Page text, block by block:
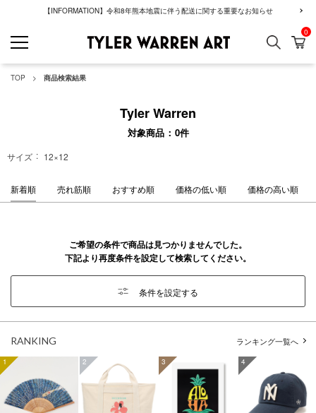
【INFORMATION】令和8年熊本地震に伴う配送に関する重要なお知らせ
GREENROOM
検索 カ
0
TOP 商品検索結果
Tyler Warren
対象商品 0件
サイズ 12×12
新着順 売れ筋順 おすすめ順 価格の低い順 価格の高い順
ご希望の条件で商品は見つかりませんでした。
下記より再度条件を設定して検索してください。
条件を設定する
RANKING ランキング一覧へ
1 2 3 4